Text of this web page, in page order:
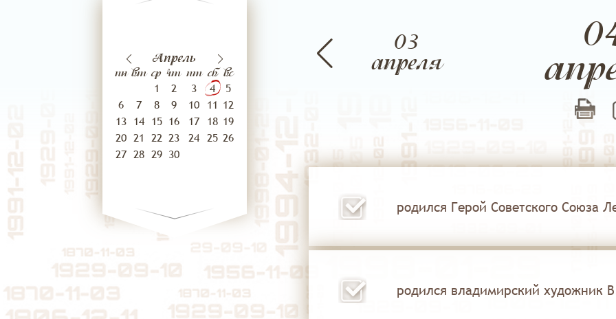
Апрель Июнь
пн вт ср чт пт сб вс
1 2 3 4
5
6
7 8 9 10 11 12
13 14 15 16 17 18 19
20 21 22 23 24 25 26
27 28 29 30
апреля
03
апреля
родился Герой Советского Союза
родился владимирский художник